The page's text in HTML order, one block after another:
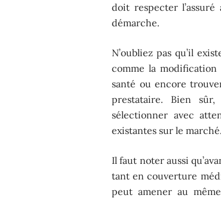
doit respecter
démarche.
N’oubliez pas qu’il
comme la
santé ou encore
prestataire. Bien
sélectionner avec
existantes sur le marché.
Il faut noter aussi
tant en couverture
peut amener au